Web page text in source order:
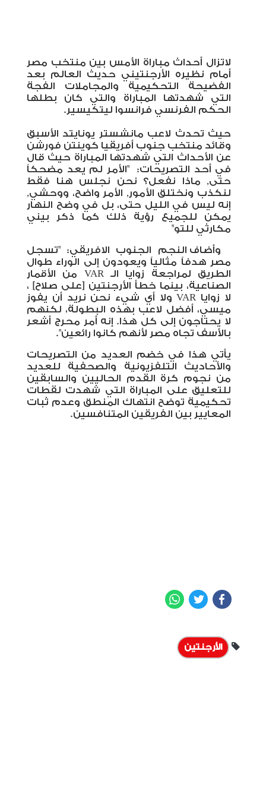
لاتزال أحداث مباراة الأمس بين منتخب مصر
أمام نظيره الأرجنتيني حديث العالم بعد
الفضيحة التحكيمية والمجاملات الفجة
التي شهدتها المباراة والتي كان بطلها
الحكم الفرنسي فرانسوا ليتكيسير.
حيث تحدث لاعب مانشستر يونايتد الأسبق
وقائد منتخب جنوب أفريقيا كوينتن فورشن
عن الأحداث التي شهدتها المباراة حيث قال
في أحد التصريحات:"الأمر لم يعد مضحكاً
حتى, ماذا نفعل؟ نحن نجلس هنا فقط
لنكذب ونختلق الأمور, الأمر واضح، ووحشي,
إنه ليس في الليل حتى، بل في وضح النهار
يمكن للجميع رؤية ذلك كما ذكر بيني
مكارثي للتو"
وأضاف النجم الجنوب الافريقي: "تسجل
مصر هدفاً مثالياً ويعودون إلى الوراء طوال
الطريق لمراجعة زوايا الـVAR من الأقمار
الصناعية، بينما خطأ الأرجنتين [على صلاح] ،
لا زوايا VAR ولا أي شيء نحن نريد أن يفوز
ميسي، أفضل لاعب بهذه البطولة، لكنهم
لا يحتاجون إلى كل هذا. إنه أمر محرج أشعر
بالأسف تجاه مصر لأنهم كانوا رائعين".
يأتي هذا في خضم العديد من التصريحات
والأحاديث التلفزيونية والصحفية للعديد
من نجوم كرة القدم الحاليين والسابقين
للتعليق على المباراة التي شهدت لقطات
تحكيمية توضح انتهاك المنطق وعدم ثبات
المعايير بين الفريقين المتنافسين.
Facebook
Twitter
الأرجنتين